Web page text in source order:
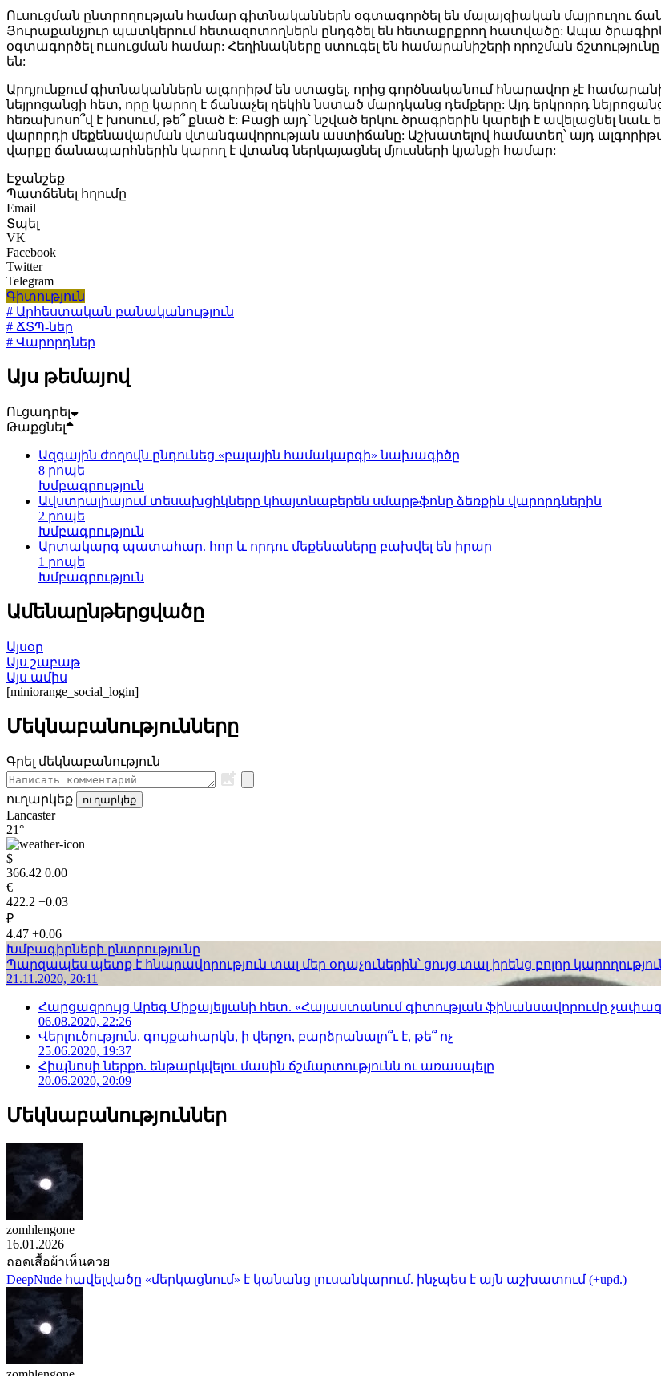
Ուսուցման ընտրողության համար գիտնականներն օգտագործել են մալայզիական մայրուղու
Յուրաքանչյուր պատկերում հետազոտողներն ընդգծել են հետաքրքրող հատվածը: Ապա
օգտագործել ուսուցման համար: Հեղինակները ստուգել են համարանիշերի որոշման
են:
Արդյունքում գիտնականներն ալգորիթմ են ստացել, որից գործնականում հնարավոր չէ
նեյրոցանցի հետ, որը կարող է ճանաչել ղեկին նստած մարդկանց դեմքերը: Այդ երկրորդ
հեռախոսո՞վ է խոսում, թե՞ քնած է: Բացի այդ՝ նշված երկու ծրագրերին կարելի է ավելացնել նաև
վարորդի մեքենավարման վտանգավորության աստիճանը: Աշխատելով համատեղ՝ այդ
վարքը ճանապարհներին կարող է վտանգ ներկայացնել մյուսների կյանքի համար:
Էջանշեք
Պատճենել հղումը
Email
Տպել
VK
Facebook
Twitter
Telegram
Գիտություն
# Արհեստական բանականություն
# ՃՏՊ-ներ
# Վարորդներ
Այս թեմայով
Ուցադրել
Թաքցնել
Ազգային ժողովն ընդունեց «բալային համակարգի» նախագիծը
8 րոպե
Խմբագրություն
Ավստրալիայում տեսախցիկները կհայտնաբերեն սմարթֆոնը ձեռքին վարորդներին
2 րոպե
Խմբագրություն
Արտակարգ պատահար. հոր և որդու մեքենաները բախվել են իրար
1 րոպե
Խմբագրություն
Ամենաընթերցվածը
Այսօր
Այս շաբաթ
Այս ամիս
[miniorange_social_login]
Մեկնաբանությունները
Գրել մեկնաբանություն
ուղարկեք ուղարկեք
Lancaster
21°
$
366.42 0.00
€
422.2 +0.03
₽
4.47 +0.06
Խմբագիրների ընտրությունը
Պարզապես պետք է հնարավորություն տալ մեր օդաչուներին՝ ցույց տալ իրենց բոլոր
21.11.2020, 20:11
Հարցազրույց Արեգ Միքայելյանի հետ. «Հայաստանում գիտության ֆինանսավորումը
06.08.2020, 22:26
Վերլուծություն. գույքահարկն, ի վերջո, բարձրանալո՞ւ է, թե՞ ոչ
25.06.2020, 19:37
Հիպնոսի ներքո. ենթարկվելու մասին ճշմարտությունն ու առասպելը
20.06.2020, 20:09
Մեկնաբանություններ
zomhlengone
16.01.2026
ถอดเสื้อผ้าเห็นควย
DeepNude հավելվածը «մերկացնում» է կանանց լուսանկարում. ինչպես է այն աշխատում (+upd.)